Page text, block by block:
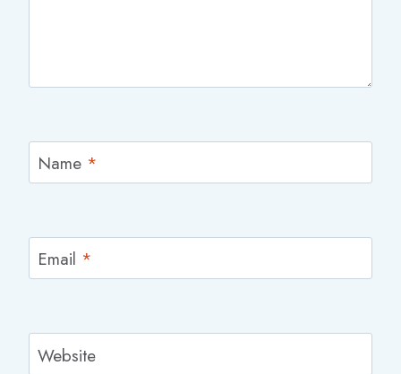
Name *
Email *
Website